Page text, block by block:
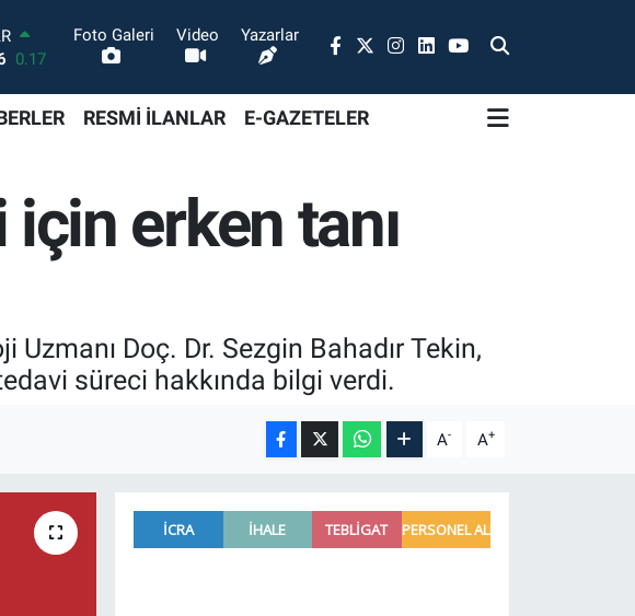
0.17
2.12
-19
Foto Galeri Video Yazarlar
RESMİ İLANLAR E-GAZETELER
erken tanı
Doç. Dr. Sezgin Bahadır Tekin,
süreci hakkında bilgi verdi.
A- A+